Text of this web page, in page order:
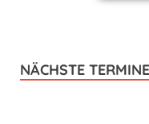
NÄCHSTE TERMINE